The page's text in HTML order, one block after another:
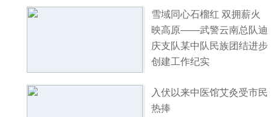
雪域同心石榴红 双拥薪火
映高原——武警云南总队迪
庆支队某中队民族团结进步
创建工作纪实
入伏以来中医馆艾灸受市民
热捧